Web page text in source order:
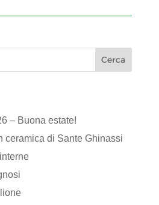
– Buona estate!
ceramica di Sante Ghinassi